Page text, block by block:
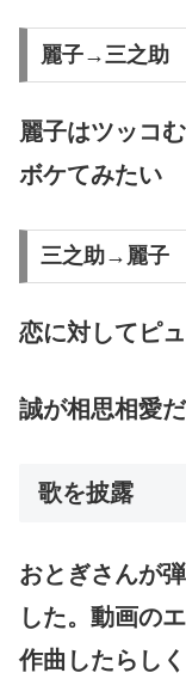
麗子→三之助
麗子はツッコ
ボケてみたい
三之助→麗子
恋に対してピ
誠が相思相愛
歌を披露
おとぎさんが
した。動画の
作曲したらし